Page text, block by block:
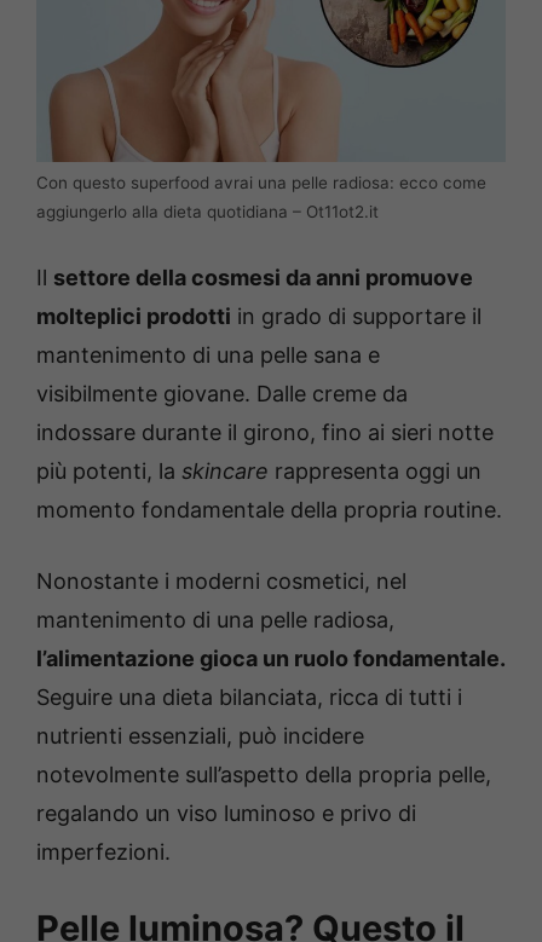
Con questo superfood avrai una pelle radiosa: ecco come
aggiungerlo alla dieta quotidiana – Ot11ot2.it
Il settore della cosmesi da anni promuove
molteplici prodotti in grado di supportare il
mantenimento di una pelle sana e
visibilmente giovane. Dalle creme da
indossare durante il girono, fino ai sieri notte
più potenti, la skincare rappresenta oggi un
momento fondamentale della propria routine.
Nonostante i moderni cosmetici, nel
mantenimento di una pelle radiosa,
l’alimentazione gioca un ruolo fondamentale.
Seguire una dieta bilanciata, ricca di tutti i
nutrienti essenziali, può incidere
notevolmente sull’aspetto della propria pelle,
regalando un viso luminoso e privo di
imperfezioni.
Pelle luminosa? Questo il